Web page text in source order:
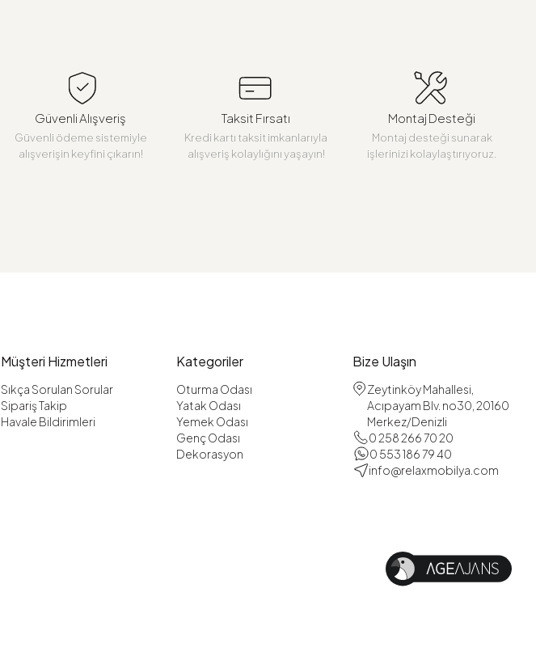
Güvenli Alışveriş
Güvenli ödeme sistemiyle
alışverişin keyfini çıkarın!
Taksit Fırsatı
Kredi kartı taksit imkanlarıyla
alışveriş kolaylığını yaşayın!
Montaj Desteği
Montaj desteği sunarak
işlerinizi kolaylaştırıyoruz.
Müşteri Hizmetleri
Sıkça Sorulan Sorular
Sipariş Takip
Havale Bildirimleri
Kategoriler
Oturma Odası
Yatak Odası
Yemek Odası
Genç Odası
Dekorasyon
Bize Ulaşın
Zeytinköy Mahallesi,
Acıpayam Blv. no30, 20160
Merkez/Denizli
0 258 266 70 20
0 553 186 79 40
info@relaxmobilya.com